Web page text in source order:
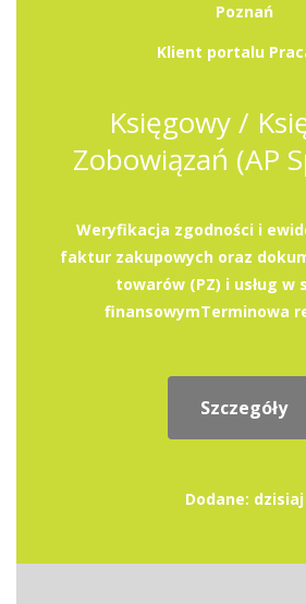
Poznań
Klient portalu
Księgowy /
Zobowiązań (AP
Weryfikacja zgodności i
faktur zakupowych oraz
towarów (PZ) i usług w
finansowymTerminowa
Szczegóły
Dodane: dzisiaj